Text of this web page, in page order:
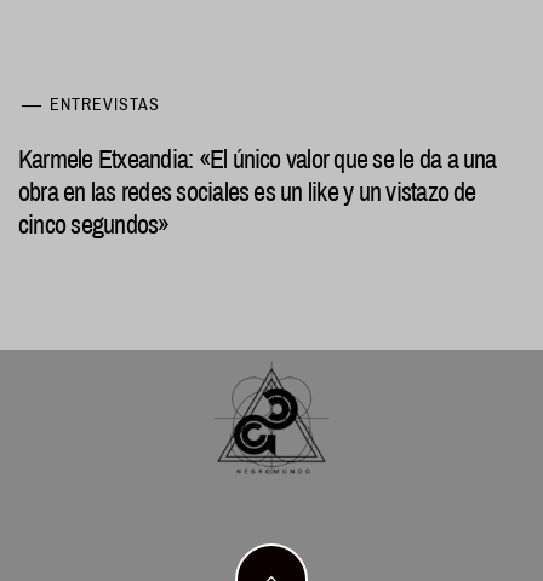
ENTREVISTAS
Karmele Etxeandia: «El único valor que se le da a una
obra en las redes sociales es un like y un vistazo de
cinco segundos»